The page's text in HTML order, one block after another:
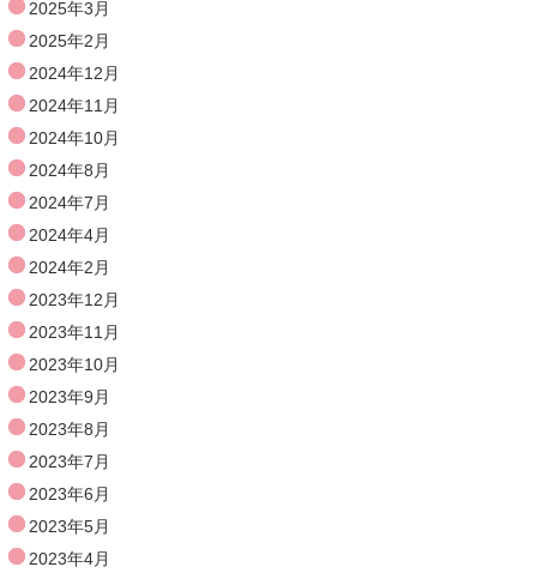
2025年3月
2025年2月
2024年12月
2024年11月
2024年10月
2024年8月
2024年7月
2024年4月
2024年2月
2023年12月
2023年11月
2023年10月
2023年9月
2023年8月
2023年7月
2023年6月
2023年5月
2023年4月